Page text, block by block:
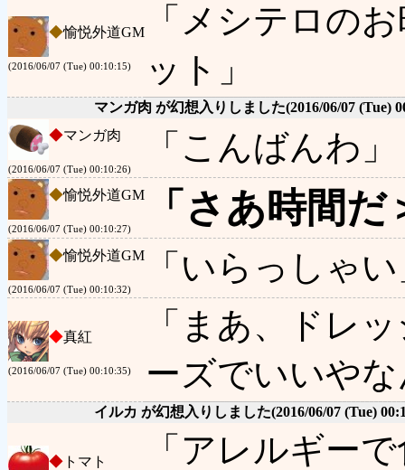
◆愉悦外道GM
(2016/06/07 (Tue) 00:10:15)
「メシテロの
ット」
マンガ肉 が幻想入りしました(2016/06/07 (Tue)
◆マンガ肉
(2016/06/07 (Tue) 00:10:26)
「こんばんわ」
◆愉悦外道GM
(2016/06/07 (Tue) 00:10:27) 「さあ時間
◆愉悦外道GM
(2016/06/07 (Tue) 00:10:32)
「いらっしゃ
◆真紅
(2016/06/07 (Tue) 00:10:35)
「まあ、ドレ
ーズでいいや
イルカ が幻想入りしました(2016/06/07 (Tue)
◆ トマト
「アレルギー